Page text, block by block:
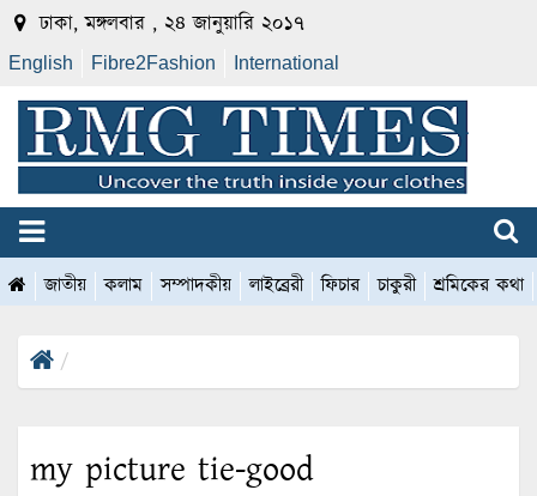
ঢাকা, মঙ্গলবার , ২৪ জানুয়ারি ২০১৭
English Fibre2Fashion International
জাতীয় কলাম সম্পাদকীয় লাইব্রেরী ফিচার চাকুরী শ্রমিকের কথা
my picture tie-good